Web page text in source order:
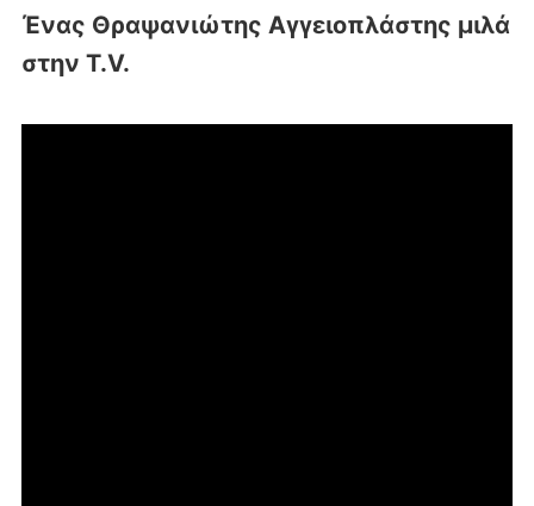
Ένας Θραψανιώτης Αγγειοπλάστης μιλά
στην T.V.